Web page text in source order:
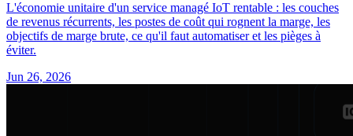
L'économie unitaire d'un service managé IoT rentable : les couches
de revenus récurrents, les postes de coût qui rognent la marge, les
objectifs de marge brute, ce qu'il faut automatiser et les pièges à
éviter.
Jun 26, 2026